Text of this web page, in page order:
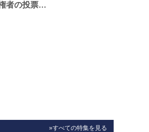
者の投票…
»すべての特集を見る